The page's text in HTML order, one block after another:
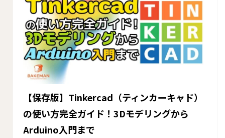
【保存版】Tinkercad（ティンカーキャド）
の使い方完全ガイド！3Dモデリングから
Arduino入門まで